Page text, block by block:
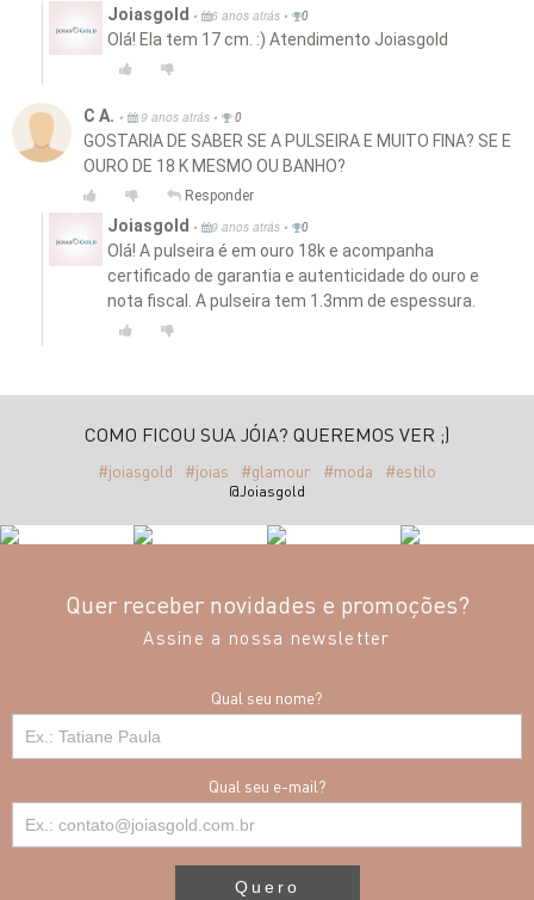
Joiasgold • 6 anos atrás • 0
Olá! Ela tem 17 cm. :) Atendimento Joiasgold
C A. • 9 anos atrás • 0
GOSTARIA DE SABER SE A PULSEIRA E MUITO FINA? SE E
OURO DE 18 K MESMO OU BANHO?
Responder
Joiasgold • 9 anos atrás • 0
Olá! A pulseira é em ouro 18k e acompanha
certificado de garantia e autenticidade do ouro e
nota fiscal. A pulseira tem 1.3mm de espessura.
COMO FICOU SUA JÓIA? QUEREMOS VER ;)
#joiasgold #joias #glamour #moda #estilo
@Joiasgold
Quer receber novidades e promoções?
Assine a nossa newsletter
Qual seu nome?
Qual seu e-mail?
Quero